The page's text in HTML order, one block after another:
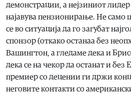
демонстрации, а нејзиниот
најавува пензионирање. Не
се во ситуација да го загубат
спонзор (откако останаа без
Вашингтон, а гледаме дека и
дека се на чекор да останат и
премиер со децении ги држи
неговите контакти со